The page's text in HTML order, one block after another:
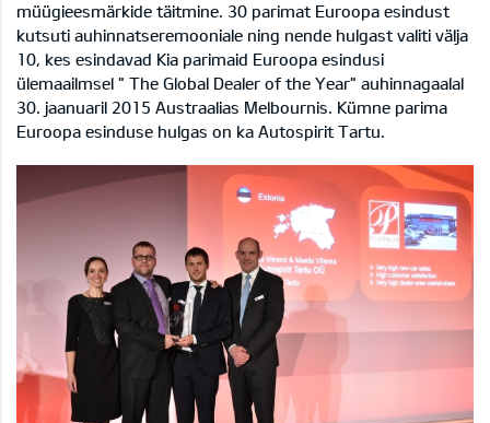
müügieesmärkide täitmine. 30 parimat Euroopa esindust
kutsuti auhinnatseremooniale ning nende hulgast valiti välja
10, kes esindavad Kia parimaid Euroopa esindusi
ülemaailmsel " The Global Dealer of the Year" auhinnagaalal
30. jaanuaril 2015 Austraalias Melbournis. Kümne parima
Euroopa esinduse hulgas on ka Autospirit Tartu.